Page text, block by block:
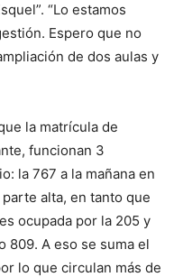
“Lo estamos
Espero que no
de dos aulas y
la matrícula de
funcionan 3
la 767 a la mañana en
alta, en tanto que
ocupada por la 205 y
809. A eso se suma el
lo que circulan más de